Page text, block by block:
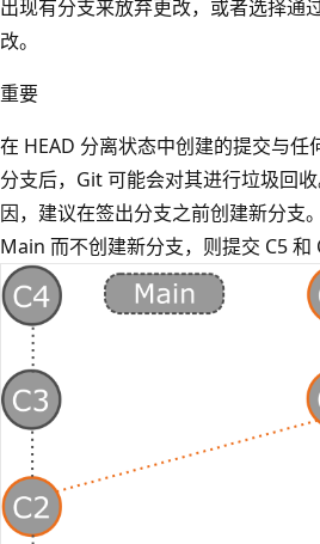
出现有分支来放弃更改，或者选择通
改。
重要
在 HEAD 分离状态中创建的提交与任
分支后，Git 可能会对其进行垃圾回
因，建议在签出分支之前创建新分支
Main 而不创建新分支，则提交 C5 和